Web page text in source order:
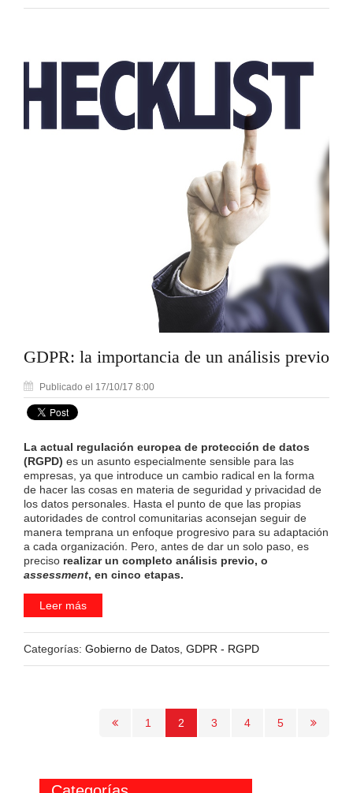
GDPR: la importancia de un análisis previo
Publicado el 17/10/17 8:00
La actual regulación europea de protección de datos
(RGPD) es un asunto especialmente sensible para las
empresas, ya que introduce un cambio radical en la forma
de hacer las cosas en materia de seguridad y privacidad de
los datos personales. Hasta el punto de que las propias
autoridades de control comunitarias aconsejan seguir de
manera temprana un enfoque progresivo para su adaptación
a cada organización. Pero, antes de dar un solo paso, es
preciso realizar un completo análisis previo, o
assessment, en cinco etapas.
Leer más
Categorías: Gobierno de Datos, GDPR - RGPD
1 2 3 4 5